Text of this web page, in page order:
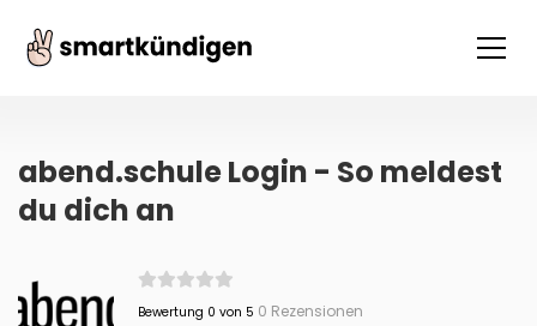
abend.schule Login - So meldest
du dich an
Bewertung 0 von 5 0 Rezensionen